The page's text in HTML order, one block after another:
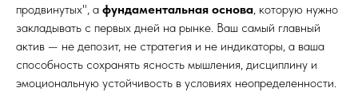
продвинутых", а фундаментальная основа , которую нужно
закладывать с первых дней на рынке. Ваш самый главный
актив — не депозит, не стратегия и не индикаторы, а ваша
способность сохранять ясность мышления, дисциплину и
эмоциональную устойчивость в условиях неопределенности.